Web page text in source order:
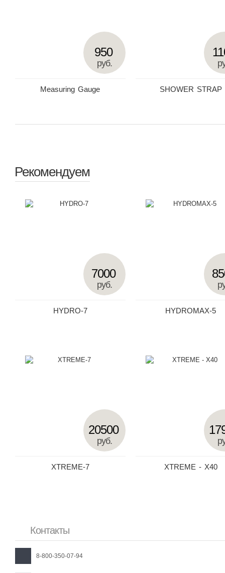
Measuring Gauge
950
руб.
SHOWER STRAP
Рекомендуем
HYDRO-7
7000
руб.
HYDROMAX-5
XTREME-7
20500
руб.
XTREME - X40
Контакты
8-800-350-07-94